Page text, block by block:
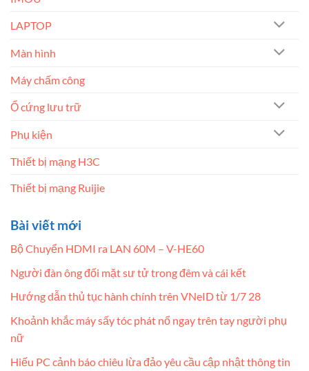
LAPTOP
Màn hình
Máy chấm công
Ổ cứng lưu trữ
Phụ kiện
Thiết bị mạng H3C
Thiết bị mạng Ruijie
Bài viết mới
Bộ Chuyển HDMI ra LAN 60M – V-HE60
Người đàn ông đối mặt sư tử trong đêm và cái kết
Hướng dẫn thủ tục hành chính trên VNeID từ 1/7 28
Khoảnh khắc máy sấy tóc phát nổ ngay trên tay người phụ
nữ
Hiếu PC cảnh báo chiêu lừa đảo yêu cầu cập nhật thông tin